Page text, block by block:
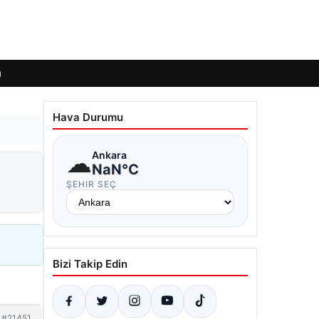
Hava Durumu
☁Ankara
NaN°C
ŞEHIR SEÇ
Bizi Takip Edin